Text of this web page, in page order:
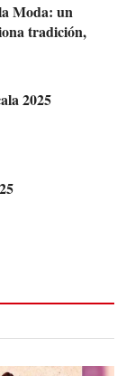
Moda: un
tradición,
2025